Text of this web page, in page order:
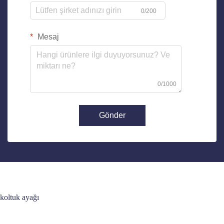
0/200
Mesaj
0/1000
Gönder
koltuk ayağı